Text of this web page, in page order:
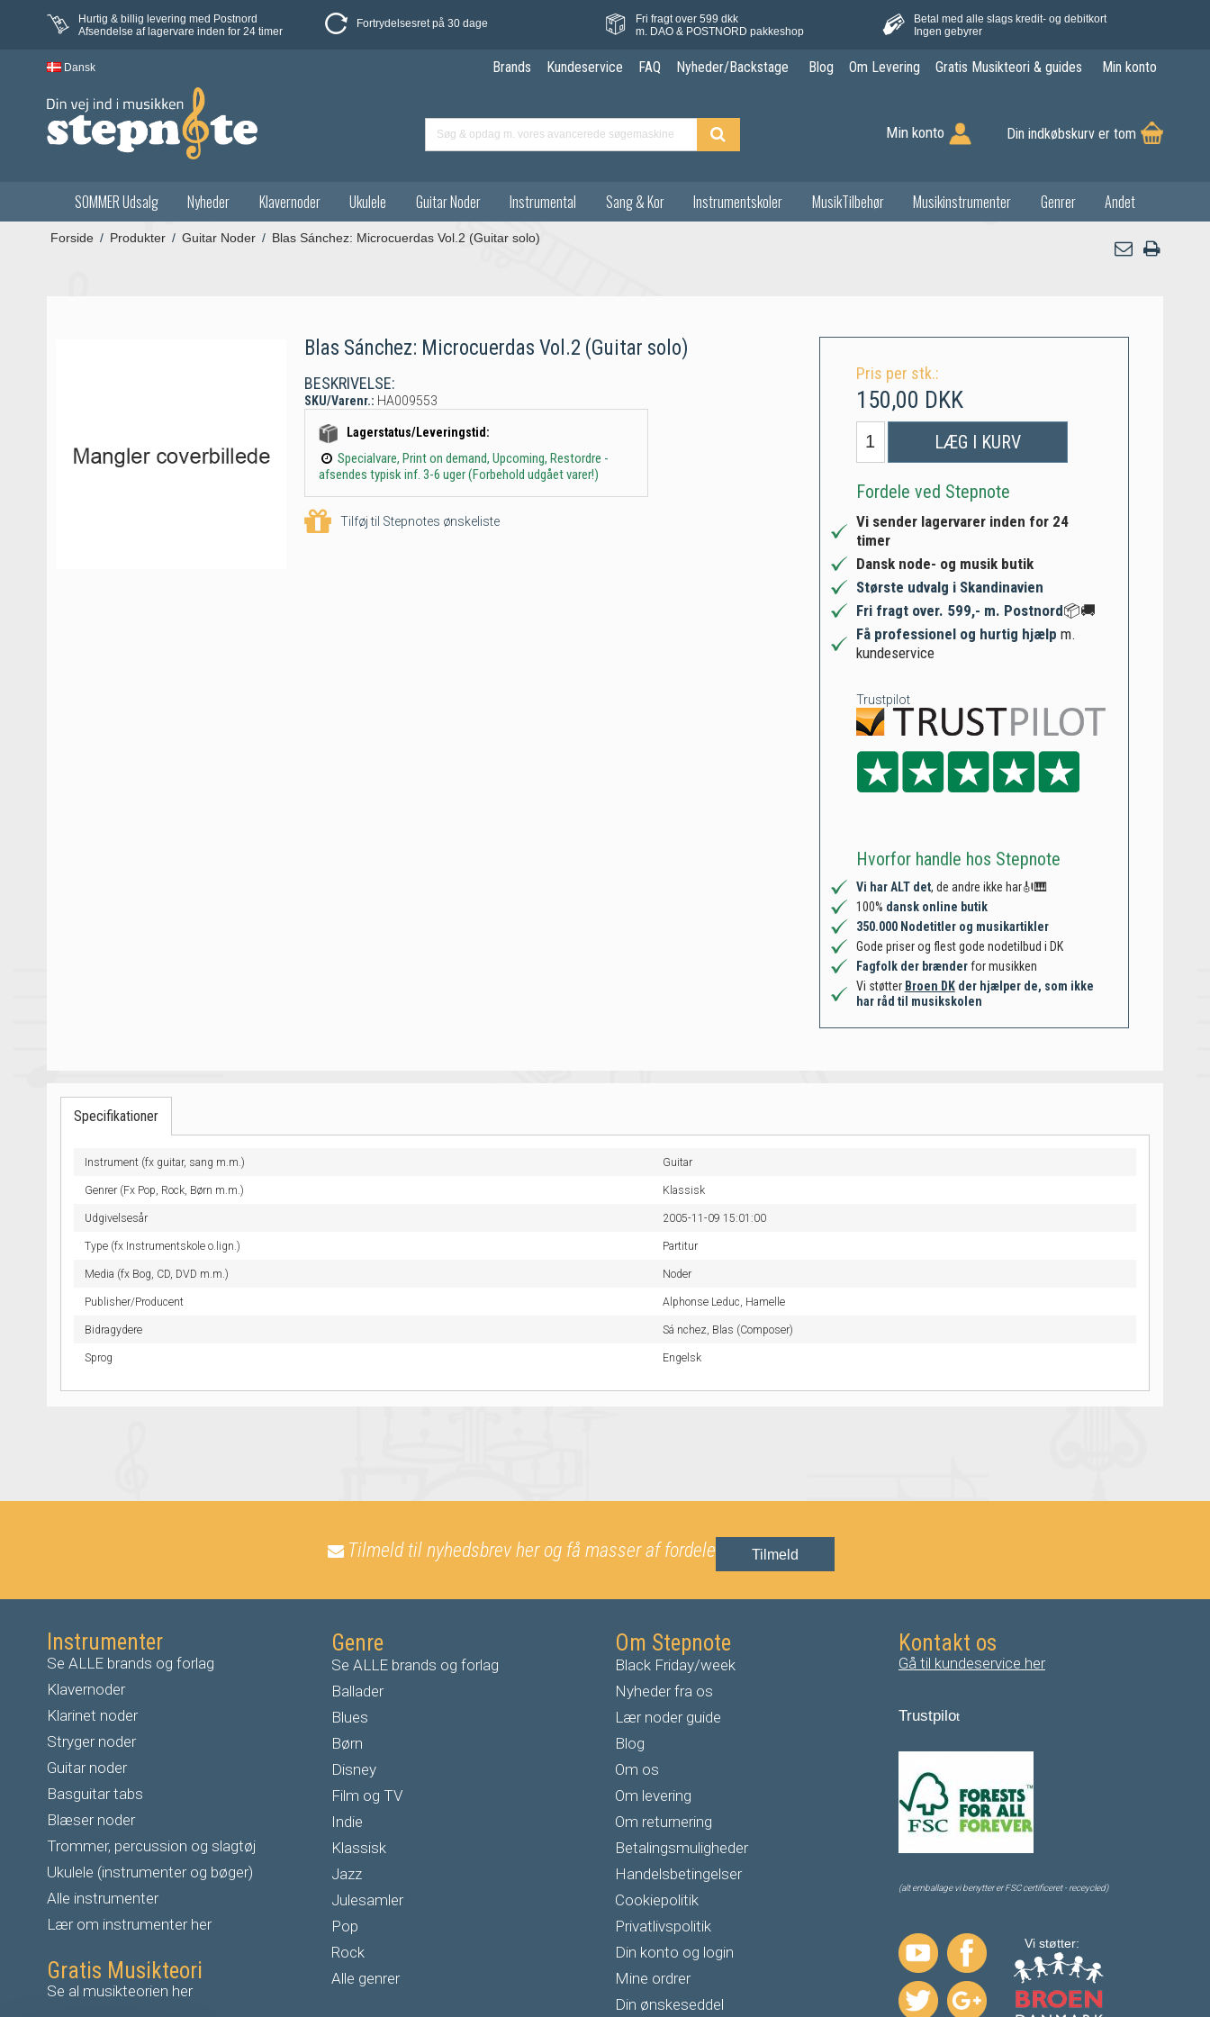
Hurtig & billig levering med Postnord
Afsendelse af lagervare inden for 24 timer
Fortrydelsesret på 30 dage
Fri fragt over 599 dkk
m. DAO & POSTNORD pakkeshop
Betal med alle slags kredit- og debitkort
Ingen gebyrer
Dansk Brands Kundeservice FAQ Nyheder/Backstage Blog Om Levering Gratis Musikteori & guides Min konto
Min konto Din indkøbskurv er tom
SOMMER Udsalg Nyheder Klavernoder Ukulele Guitar Noder Instrumental Sang & Kor Instrumentskoler MusikTilbehør Musikinstrumenter Genrer Andet
Forside / Produkter / Guitar Noder / Blas Sánchez: Microcuerdas Vol.2 (Guitar solo)
Blas Sánchez: Microcuerdas Vol.2 (Guitar solo)
BESKRIVELSE:
SKU/Varenr.: HA009553
Lagerstatus/Leveringstid:
Specialvare, Print on demand, Upcoming, Restordre -
afsendes typisk inf. 3-6 uger (Forbehold udgået varer!)
Tilføj til Stepnotes ønskeliste
Pris per stk.:
150,00 DKK
LÆG I KURV
Fordele ved Stepnote
Vi sender lagervarer inden for 24
timer
Dansk node- og musik butik
Største udvalg i Skandinavien
Fri fragt over. 599,- m. Postnord📦🚚
Få professionel og hurtig hjælp m.
kundeservice
Trustpilot
Hvorfor handle hos Stepnote
Vi har ALT det, de andre ikke har🎻🎹
100% dansk online butik
350.000 Nodetitler og musikartikler
Gode priser og flest gode nodetilbud i DK
Fagfolk der brænderfor musikken
Vi støtter Broen DKder hjælper de, som ikke
har råd til musikskolen
Specifikationer
Instrument (fx guitar, sang m.m.) Guitar
Genrer (Fx Pop, Rock, Børn m.m.) Klassisk
Udgivelsesår 2005-11-09 15:01:00
Type (fx Instrumentskole o.lign.) Partitur
Media (fx Bog, CD, DVD m.m.) Noder
Publisher/Producent Alphonse Leduc, Hamelle
Bidragydere Sá nchez, Blas (Composer)
Sprog Engelsk
Tilmeld til nyhedsbrev her og få masser af fordele Tilmeld
Instrumenter
Se ALLE brands og forlag
Klavernoder
Klarinet noder
Stryger noder
Guitar noder
Basguitar tabs
Blæser noder
Trommer, percussion og slagtøj
Ukulele (instrumenter og bøger)
Alle instrumenter
Lær om instrumenter her
Gratis Musikteori
Se al musikteorien her
Genre
Se ALLE brands og forlag
Ballader
Blues
Børn
Disney
Film og TV
Indie
Klassisk
Jazz
Julesamler
Pop
Rock
Alle genrer
Om Stepnote
Black Friday/week
Nyheder fra os
Lær noder guide
Blog
Om os
Om levering
Om returnering
Betalingsmuligheder
Handelsbetingelser
Cookiepolitik
Privatlivspolitik
Din konto og login
Mine ordrer
Din ønskeseddel
Kontakt os
Gå til kundeservice her
Trustpilot
(alt emballage vi benytter er FSC certificeret - receycled)
Vi støtter: